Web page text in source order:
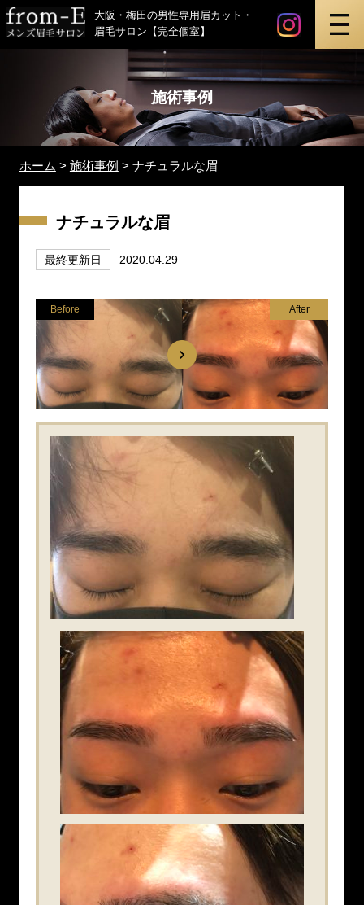
大阪・梅田の男性専用眉カット・
眉毛サロン【完全個室】
メンズ眉毛サロン「from-E」
施術事例
ホーム > 施術事例 > ナチュラルな眉
ナチュラルな眉
最終更新日 2020.04.29